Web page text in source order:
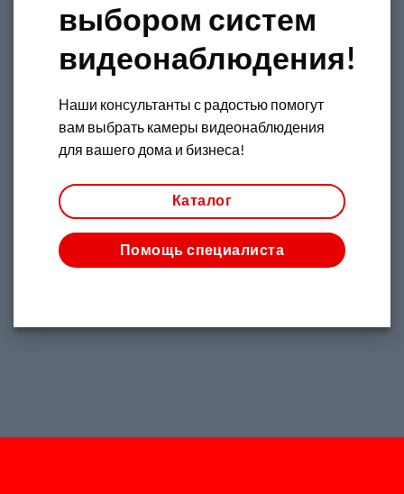
выбором систем
видеонаблюдения!
Наши консультанты с радостью помогут
вам выбрать камеры видеонаблюдения
для вашего дома и бизнеса!
Каталог
Помощь специалиста